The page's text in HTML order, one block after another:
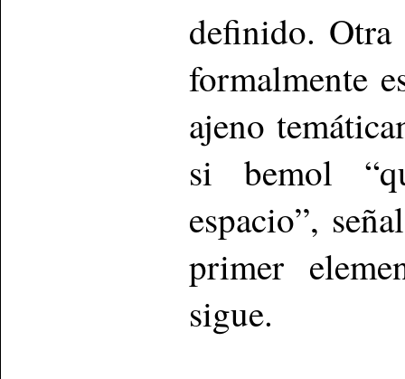
definido. Otra
formalmente
ajeno
si bemol
espacio”,
primer
sigue.